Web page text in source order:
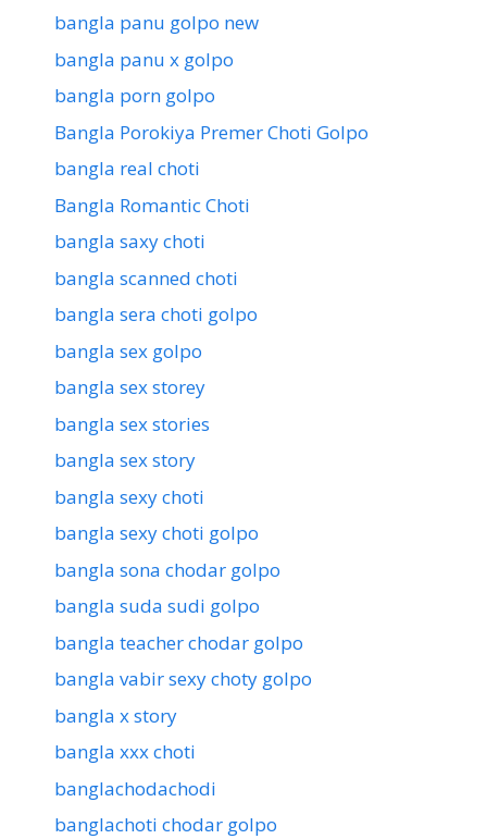
bangla panu golpo new
bangla panu x golpo
bangla porn golpo
Bangla Porokiya Premer Choti Golpo
bangla real choti
Bangla Romantic Choti
bangla saxy choti
bangla scanned choti
bangla sera choti golpo
bangla sex golpo
bangla sex storey
bangla sex stories
bangla sex story
bangla sexy choti
bangla sexy choti golpo
bangla sona chodar golpo
bangla suda sudi golpo
bangla teacher chodar golpo
bangla vabir sexy choty golpo
bangla x story
bangla xxx choti
banglachodachodi
banglachoti chodar golpo